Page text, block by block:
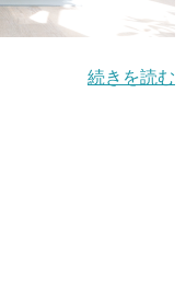
続きを読む